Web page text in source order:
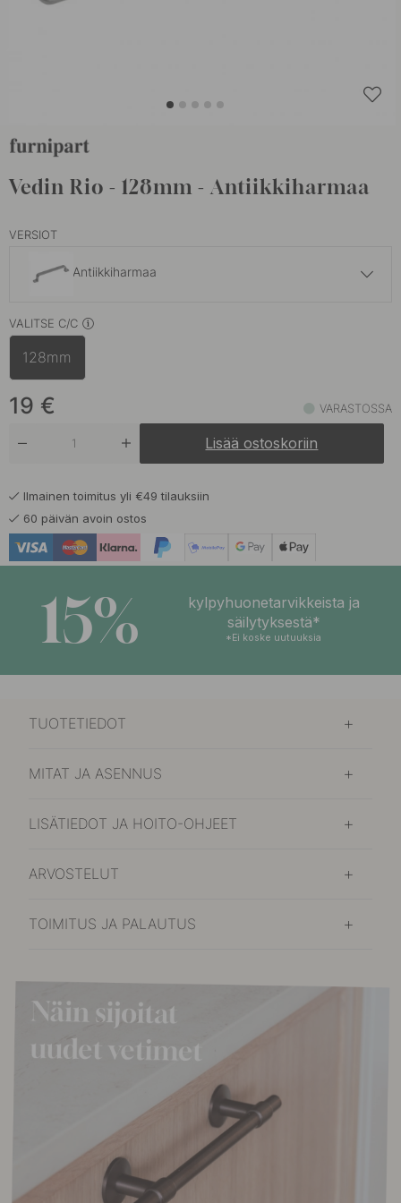
Vedin Rio - 128mm - Antiikkiharmaa
VERSIOT
Antiikkiharmaa
Ruostumaton Terässävy
VALITSE C/C
128mm
19 € VARASTOSSA
Lisää ostoskoriin
Ilmainen toimitus yli €49 tilauksiin
60 päivän avoin ostos
15%
kylpyhuonetarvikkeista ja
säilytyksestä*
*Ei koske uutuuksia
TUOTETIEDOT
MITAT JA ASENNUS
LISÄTIEDOT JA HOITO-OHJEET
ARVOSTELUT
TOIMITUS JA PALAUTUS